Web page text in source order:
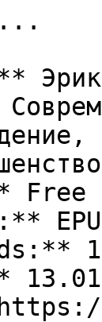
Эрик
Free